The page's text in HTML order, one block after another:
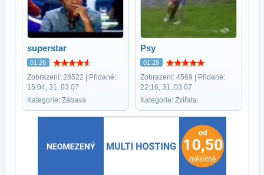
superstar
01:26
Zobrazení: 28522 | Přidané:
15:04, 31. 03 07
Kategorie: Zábava
Psy
01:28
Zobrazení: 4569 | Přidané:
22:16, 31. 03 07
Kategorie: Zvířata